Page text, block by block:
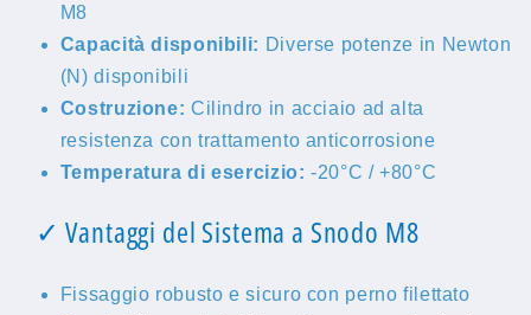
M8
Capacità disponibili: Diverse potenze in Newton
(N) disponibili
Costruzione: Cilindro in acciaio ad alta
resistenza con trattamento anticorrosione
Temperatura di esercizio: -20°C / +80°C
✓ Vantaggi del Sistema a Snodo M8
Fissaggio robusto e sicuro con perno filettato